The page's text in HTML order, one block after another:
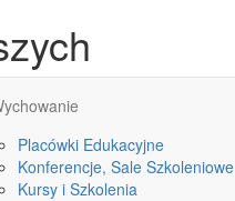
Placówki Edukacyjne
Konferencje, Sale Szkoleniowe
Kursy i Szkolenia